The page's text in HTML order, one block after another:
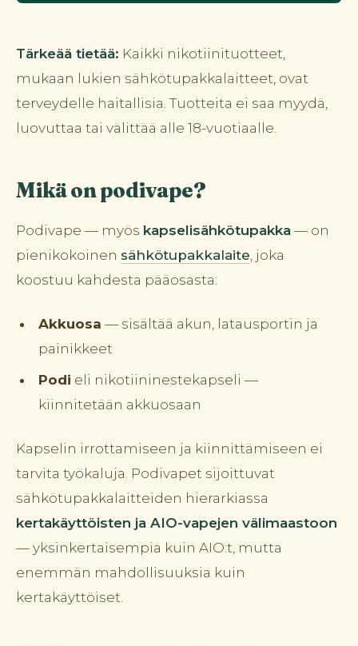
Tärkeää tietää: Kaikki nikotiinituotteet,
mukaan lukien sähkötupakkalaitteet, ovat
terveydelle haitallisia. Tuotteita ei saa myydä,
luovuttaa tai välittää alle 18-vuotiaalle.
Mikä on podivape?
Podivape — myös kapselisähkötupakka — on
pienikokoinen sähkötupakkalaite , joka
koostuu kahdesta pääosasta:
Akkuosa — sisältää akun, latausportin ja
painikkeet
Podi eli nikotiininestekapseli —
kiinnitetään akkuosaan
Kapselin irrottamiseen ja kiinnittämiseen ei
tarvita työkaluja. Podivapet sijoittuvat
sähkötupakkalaitteiden hierarkiassa
kertakäyttöisten ja AIO-vapejen välimaastoon
— yksinkertaisempia kuin AIO:t, mutta
enemmän mahdollisuuksia kuin
kertakäyttöiset.